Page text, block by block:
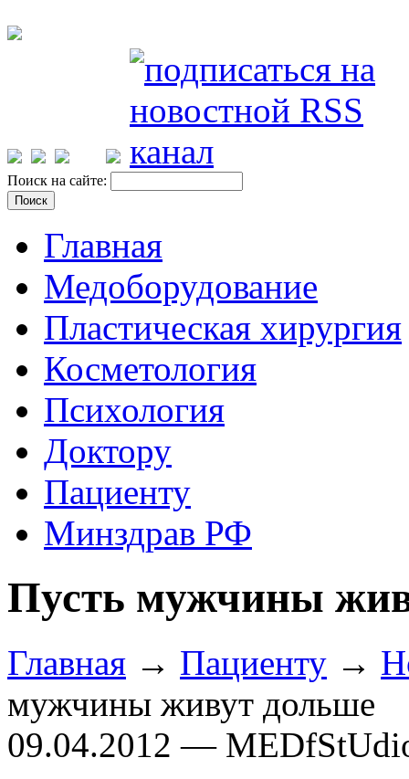
Поиск на сайте:
Главная
Медоборудование
Пластическая хирургия
Косметология
Психология
Доктору
Пациенту
Минздрав РФ
Пусть мужчины
Главная → Пациенту →
мужчины живут дольше
09.04.2012 —